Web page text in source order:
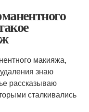
макияжа,
знаю
рассказываю
сталкивались